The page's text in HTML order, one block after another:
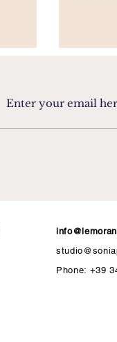
Phone: +39